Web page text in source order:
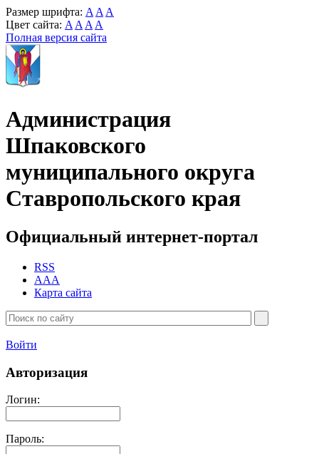
Размер шрифта: A A A
Цвет сайта: A A A A
Полная версия сайта
Администрация
Шпаковского
муниципального округа
Ставропольского края
Официальный интернет-портал
RSS
AAA
Карта сайта
Войти
Авторизация
Логин:
Пароль: